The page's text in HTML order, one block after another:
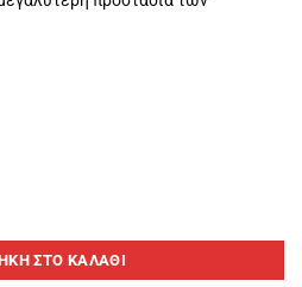
ΣΤΟ ΚΑΛΆΘΙ